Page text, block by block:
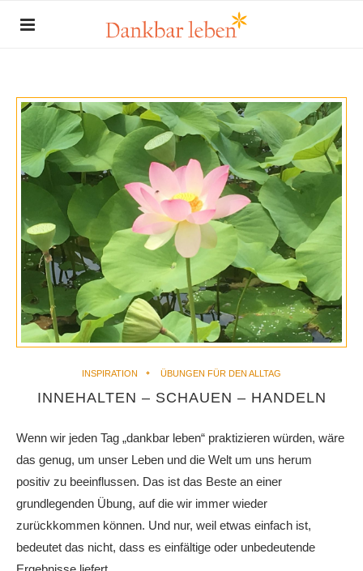
INSPIRATION ÜBUNGEN FÜR DEN ALLTAG
INNEHALTEN – SCHAUEN – HANDELN
Wenn wir jeden Tag „dankbar leben“ praktizieren würden, wäre
das genug, um unser Leben und die Welt um uns herum
positiv zu beeinflussen. Das ist das Beste an einer
grundlegenden Übung, auf die wir immer wieder
zurückkommen können. Und nur, weil etwas einfach ist,
bedeutet das nicht, dass es einfältige oder unbedeutende